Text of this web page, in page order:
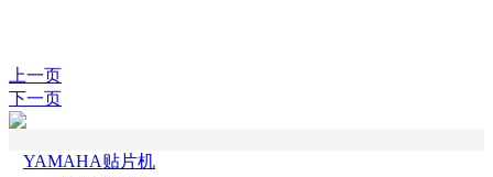
上一页
下一页
YAMAHA贴片机